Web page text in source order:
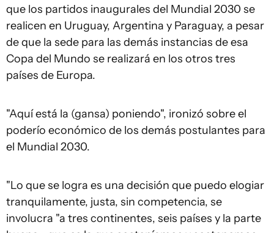
que los partidos inaugurales del Mundial 2030 se
realicen en Uruguay, Argentina y Paraguay, a pesar
de que la sede para las demás instancias de esa
Copa del Mundo se realizará en los otros tres
países de Europa.
"Aquí está la (gansa) poniendo", ironizó sobre el
poderío económico de los demás postulantes para
el Mundial 2030.
"Lo que se logra es una decisión que puedo elogiar
tranquilamente, justa, sin competencia, se
involucra "a tres continentes, seis países y la parte